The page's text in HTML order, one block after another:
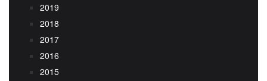
2019
2018
2017
2016
2015